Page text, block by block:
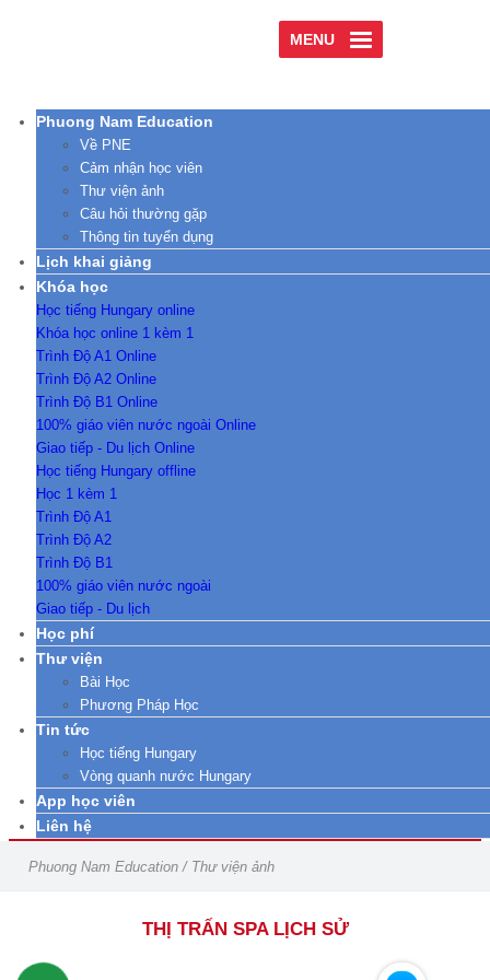
MENU
Phuong Nam Education
Về PNE
Cảm nhận học viên
Thư viện ảnh
Câu hỏi thường gặp
Thông tin tuyển dụng
Lịch khai giảng
Khóa học
Học tiếng Hungary online
Khóa học online 1 kèm 1
Trình Độ A1 Online
Trình Độ A2 Online
Trình Độ B1 Online
100% giáo viên nước ngoài Online
Giao tiếp - Du lịch Online
Học tiếng Hungary offline
Học 1 kèm 1
Trình Độ A1
Trình Độ A2
Trình Độ B1
100% giáo viên nước ngoài
Giao tiếp - Du lịch
Học phí
Thư viện
Bài Học
Phương Pháp Học
Tin tức
Học tiếng Hungary
Vòng quanh nước Hungary
App học viên
Liên hệ
Phuong Nam Education/Thư viện ảnh
THỊ TRẤN SPA LỊCH SỬ